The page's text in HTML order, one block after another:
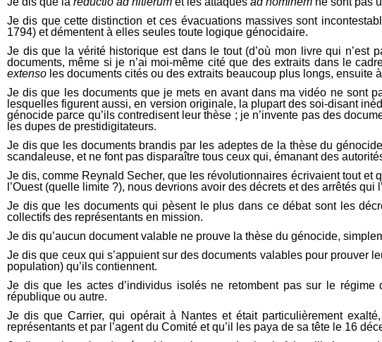
Je dis que cette distinction et ces évacuations massives sont
1794) et démentent à elles seules toute logique génocidaire.
Je dis que la vérité historique est dans le tout (d’où mon livre qui
documents, même si je n’ai moi-même cité que des extraits dans le
extenso les documents cités ou des extraits beaucoup plus longs, ensuite
Je dis que les documents que je mets en avant dans ma vidéo ne sont
lesquelles figurent aussi, en version originale, la plupart des soi-disant
génocide parce qu’ils contredisent leur thèse ; je n’invente pas des
les dupes de prestidigitateurs.
Je dis que les documents brandis par les adeptes de la thèse du
scandaleuse, et ne font pas disparaître tous ceux qui, émanant des
Je dis, comme Reynald Secher, que les révolutionnaires écrivaient tout
l’Ouest (quelle limite ?), nous devrions avoir des décrets et des arrêtés
Je dis que les documents qui pèsent le plus dans ce débat sont les
collectifs des représentants en mission.
Je dis qu’aucun document valable ne prouve la thèse du génocide,
Je dis que ceux qui s’appuient sur des documents valables pour prouver
population) qu’ils contiennent.
Je dis que les actes d’individus isolés ne retombent pas sur le
république ou autre.
Je dis que Carrier, qui opérait à Nantes et était particulièrement
représentants et par l’agent du Comité et qu’il les paya de sa tête le 16